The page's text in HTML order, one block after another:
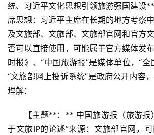
统、习近平文化思想引领旅游强国建设
席思想：习近平主席在长期的地方考察
及文旅部、文旅部、文旅部官网和官方
否可以直接使用，可能属于官方媒体发
时报》、“中国旅游报”是媒体单位，“全
“文旅部网上投诉系统”是政府公开内容
理解：
【主题**：** 中国旅游报（旅游报
于文旅IP的论述”来源：文旅部官网，